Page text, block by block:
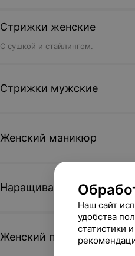
Стрижки женские
C сушкой и стайлингом.
Стрижки мужские
Женский маникюр
Наращивание ногтей
Женский педикюр
Наш сайт
удобства
статистики